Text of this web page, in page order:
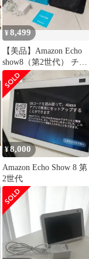
¥8,499
【美品】Amazon Echo
show8（第2世代） チャ
コール
¥8,000
Amazon Echo Show 8 第
2世代